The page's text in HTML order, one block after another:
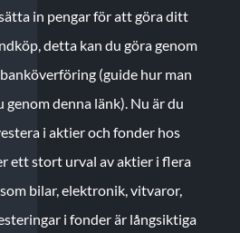
in pengar för att göra ditt
detta kan du göra genom
(guide hur man
denna länk). Nu är du
i aktier och fonder hos
ett stort urval av aktier i flera
bilar, elektronik, vitvaror,
i fonder är långsiktiga